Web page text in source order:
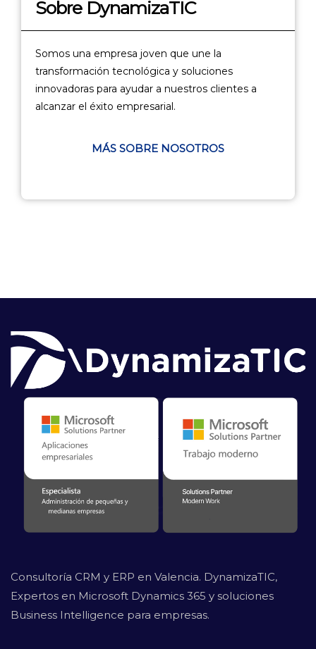
Sobre DynamizaTIC
Somos una empresa joven que une la
transformación tecnológica y soluciones
innovadoras para ayudar a nuestros clientes a
alcanzar el éxito empresarial.
MÁS SOBRE NOSOTROS
Consultoría CRM y ERP en Valencia. DynamizaTIC,
Expertos en Microsoft Dynamics 365 y soluciones
Business Intelligence para empresas.